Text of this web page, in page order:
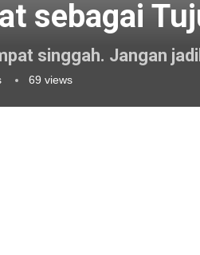
sebagai
singgah. Jangan
69 views